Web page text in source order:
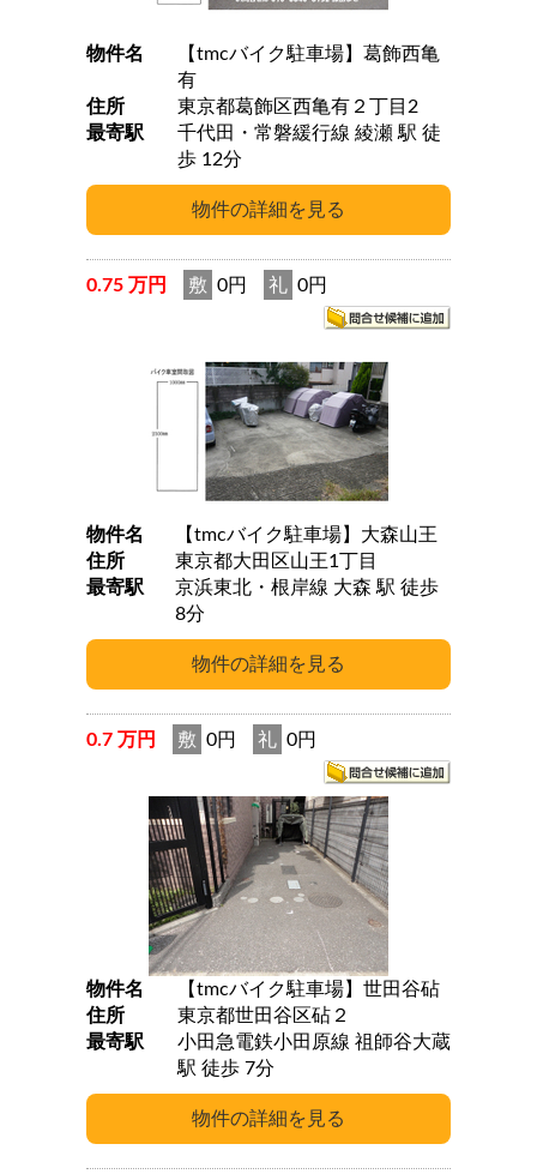
物件名
【tmcバイク駐車場】葛飾西亀
有
住所
東京都葛飾区西亀有２丁目2
最寄駅
千代田・常磐緩行線 綾瀬 駅 徒
歩 12分
0.75 万円 敷 0円 礼 0円
物件名
【tmcバイク駐車場】大森山王
住所
東京都大田区山王1丁目
最寄駅
京浜東北・根岸線 大森 駅 徒歩
8分
0.7 万円 敷 0円 礼 0円
物件名
【tmcバイク駐車場】世田谷砧
住所
東京都世田谷区砧２
最寄駅
小田急電鉄小田原線 祖師谷大蔵
駅 徒歩 7分